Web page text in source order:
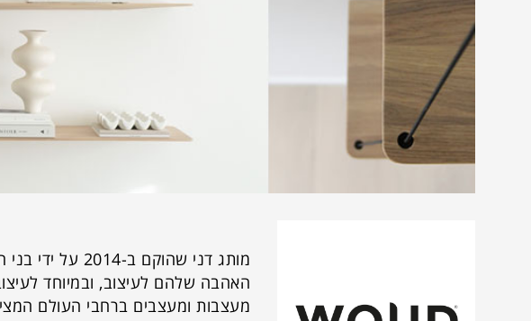
האהבה שלהם לעיצוב, ובמיוחד
מעצבות ומעצבים ברחבי העולם